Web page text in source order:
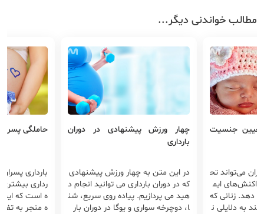
مطالب خواندنی دیگر...
تعیین جنسیت
می‌تواند تح
ایم
دهد. زنانی که
به دلایلی ن
چهار ورزش پیشنهادی در دوران
بارداری
در این متن به چهار ورزش پیشنهادی
که در دوران بارداری می توانید انجام د
هید می پردازیم. پیاده روی سریع، شن
ا، دوچرخه سواری و یوگا در دوران بار
حاملگی پسر
بارداری
رداری
ه است که این
ه منجر به